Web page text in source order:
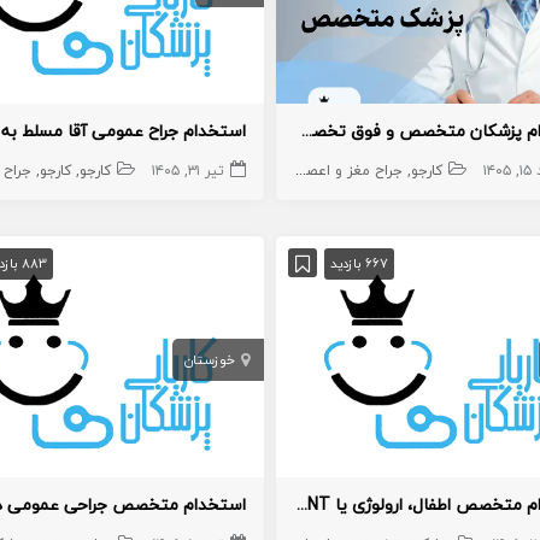
جراح ارتوپد داخلی غدد، رشد و متابولیسم قلب و عروق
استخدام پزشکان متخصص و فوق تخصص
کارجو جراح مغز و اعصاب پزشک متخصص اطفال ارتوپد روماتولوژی تیر ۳۱, ۱۴۰۵ کارجو کارجو
667 بازدید
استخدام متخصص اطفال، ارولوژی یا ENT در خرمشهر
883 بازدید
خوزستان